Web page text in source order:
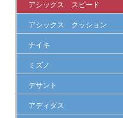
アシックス スピード
アシックス クッション
ナイキ
ミズノ
デサント
アディダス